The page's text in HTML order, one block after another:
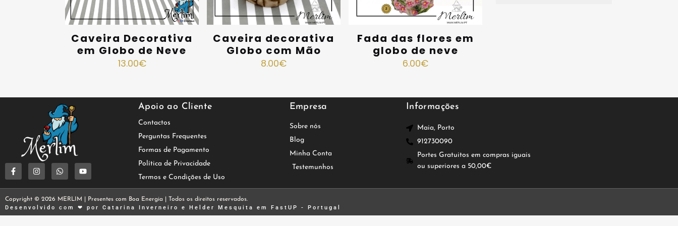
Caveira Decorativa
em Globo de Neve
13.00€
Caveira decorativa
Globo com Mão
8.00€
Fada das flores em
globo de neve
6.00€
Apoio ao Cliente Empresa Informações
Contactos
Perguntas Frequentes
Formas de Pagamento
Política de Privacidade
Termos e Condições de Uso
Sobre nós
Blog
Minha Conta
Testemunhos
Maia, Porto
912730090
Portes Gratuitos em compras iguais
ou superiores a 50,00€
Copyright © 2026 MERLIM | Presentes com Boa Energia | Todos os direitos reservados.
Desenvolvido com ❤ por Catarina Inverneiro e Helder Mesquita em FastUP - Portugal